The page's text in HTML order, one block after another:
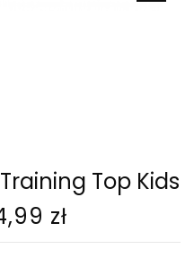
Training Top Kids
zł